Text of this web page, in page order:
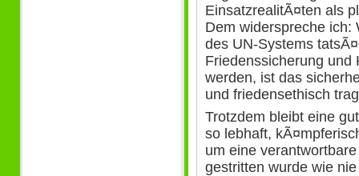
EinsatzrealitÃ¤ten als
Dem widerspreche ich:
des UN-Systems
Friedenssicherung
werden, ist das
und friedensethisch
Trotzdem bleibt eine
so lebhaft,
um eine
gestritten wurde wie